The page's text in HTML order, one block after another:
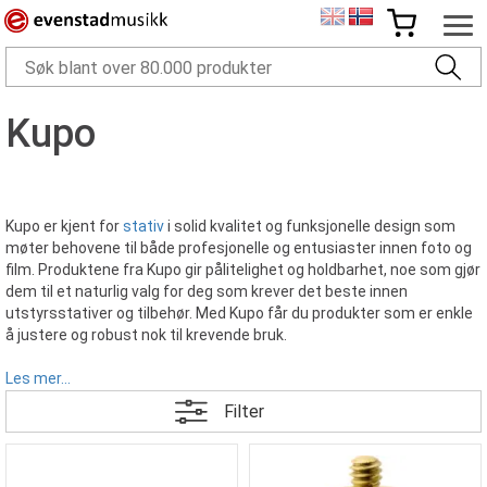
Kupo
Kupo er kjent forstativi solid kvalitet og funksjonelle design som
møter behovene til både profesjonelle og entusiaster innen foto og
film. Produktene fra Kupo gir pålitelighet og holdbarhet, noe som gjør
dem til et naturlig valg for deg som krever det beste innen
utstyrsstativer og tilbehør. Med Kupo får du produkter som er enkle
å justere og robust nok til krevende bruk.
Variert utvalg av lysstativer
som dekker mange behov,
Les mer...
Filter